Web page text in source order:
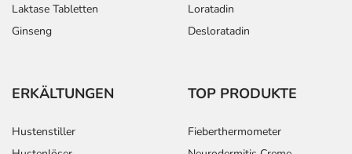
Laktase Tabletten
Ginseng
Loratadin
Desloratadin
ERKÄLTUNGEN
Hustenstiller
TOP PRODUKTE
Fieberthermometer